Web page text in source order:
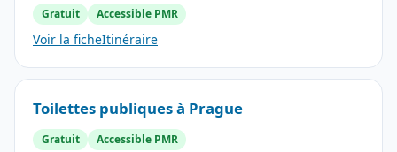
Gratuit Accessible PMR
Voir la ficheItinéraire
Toilettes publiques à Prague
Gratuit Accessible PMR